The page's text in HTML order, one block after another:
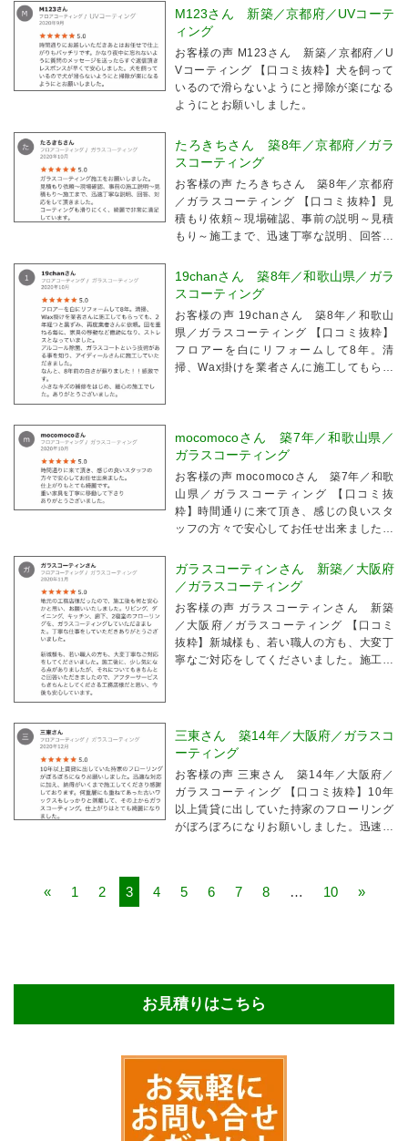
グの仕上がりも申し分なく大変満足の行く
取引でした。
M123さん 新築／京都府／UVコーテ
ィング
お客様の声 M123さん 新築／京都府／U
Vコーティング 【口コミ抜粋】犬を飼って
いるので滑らないようにと掃除が楽になる
ようにとお願いしました。
たろきちさん 築8年／京都府／ガラ
スコーティング
お客様の声 たろきちさん 築8年／京都府
／ガラスコーティング 【口コミ抜粋】見
積もり依頼～現場確認、事前の説明～見積
もり～施工まで、迅速丁寧な説明、回答、
も滑りにくく、綺麗で非常に満足していま
す。
19chanさん 築8年／和歌山県／ガラ
スコーティング
お客様の声 19chanさん 築8年／和歌山
県／ガラスコーティング 【口コミ抜粋】
フロアーを白にリフォームして8年。清
掃、Wax掛けを業者さんに施工してもらっ
イディー...
mocomocoさん 築7年／和歌山県／
ガラスコーティング
お客様の声 mocomocoさん 築7年／和歌
山県／ガラスコーティング 【口コミ抜
粋】時間通りに来て頂き、感じの良いスタ
ッフの方々で安心してお任せ出来ました。
寧に移動して下さりありがとうございまし
た。
ガラスコーティンさん 新築／大阪府
／ガラスコーティング
お客様の声 ガラスコーティンさん 新築
／大阪府／ガラスコーティング 【口コミ
抜粋】新城様も、若い職人の方も、大変丁
寧なご対応をしてくださいました。施工後
ださる工務店様...
三東さん 築14年／大阪府／ガラスコ
ーティング
お客様の声 三東さん 築14年／大阪府／
ガラスコーティング 【口コミ抜粋】10年
以上賃貸に出していた持家のフローリング
がぼろぼろになりお願いしました。迅速な
« 1 2 3 4 5 6 7 8 … 10 »
お見積りはこちら